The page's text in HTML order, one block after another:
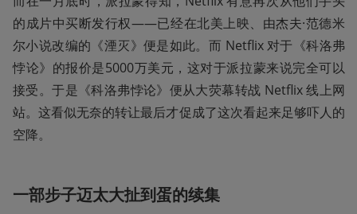
的成片中买断发行权——已经在北美上映、由杰夫·范德米
尔小说改编的《湮灭》便是如此。而 Netflix 对于《科洛弗
悖论》的报价是5000万美元，这对于派拉蒙来说完全可以
接受。于是《科洛弗悖论》便从大荧幕转战 Netflix 线上网
站。这看似无奈的转让最后才促成了这次看起来足够吓人的
空降。
一部步子迈太大扯到蛋的续集